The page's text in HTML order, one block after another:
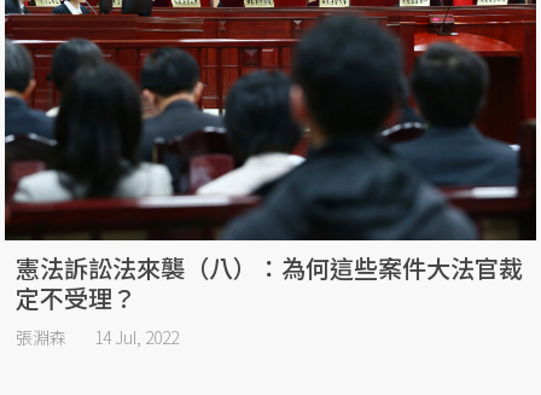
憲法訴訟法來襲（八）：為何這些案件大法官裁
定不受理？
張淵森 14 Jul, 2022